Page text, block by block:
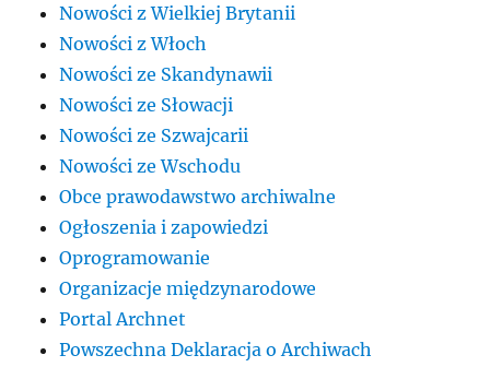
Nowości z Wielkiej Brytanii
Nowości z Włoch
Nowości ze Skandynawii
Nowości ze Słowacji
Nowości ze Szwajcarii
Nowości ze Wschodu
Obce prawodawstwo archiwalne
Ogłoszenia i zapowiedzi
Oprogramowanie
Organizacje międzynarodowe
Portal Archnet
Powszechna Deklaracja o Archiwach